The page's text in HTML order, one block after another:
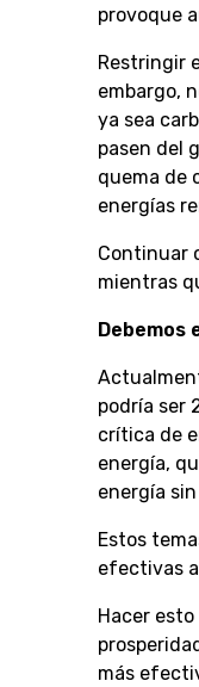
provoque
Restringir
embargo,
ya sea
pasen del
quema de
energías
Continuar
mientras
Debemos
podría ser
crítica de
energía,
energía
Estos
efectivas
Hacer
más